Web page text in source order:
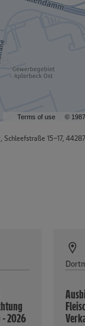
Terms of use ©
, Schleefstraße 15-17,
2026